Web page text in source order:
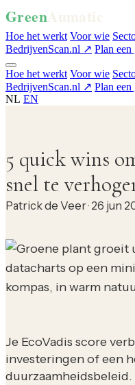
Green
Hoe het werkt Voor wie
BedrijvenScan.nl ↗ Plan een
Hoe het werkt Voor wie
BedrijvenScan.nl ↗ Plan een
NL EN
5 quick wins
snel te
Patrick de Veer· 26 jun
Je EcoVadis score
investeringen of een